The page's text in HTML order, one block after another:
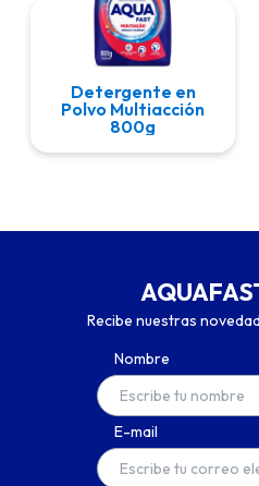
Detergente en
Polvo Multiacción
800g
Recibe nuestras
Nombre
E-mail